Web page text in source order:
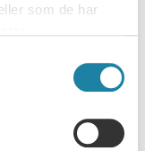
som de har